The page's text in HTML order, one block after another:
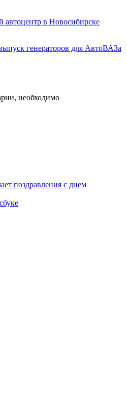
автоцентр в Новосибирске
генераторов для АвтоВАЗа
необходимо
поздравления с днем